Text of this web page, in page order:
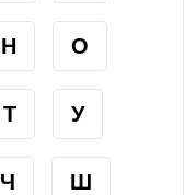
Н О
Т У
Ч Ш